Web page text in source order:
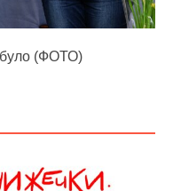
було (ФОТО)